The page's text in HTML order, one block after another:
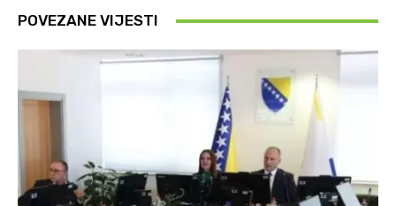
POVEZANE VIJESTI